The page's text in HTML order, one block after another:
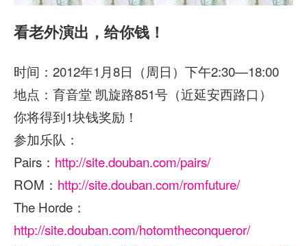
看老外演出，给你钱！
时间：2012年1月8日（周日）下午2:30—18:00
地点：育音堂 凯旋路851号（近延安西路口）
你将得到1块钱奖励！
参加乐队：
Pairs： http://site.douban.com/pairs/
ROM： http://site.douban.com/romfuture/
The Horde：
http://site.douban.com/hotomtheconqueror/